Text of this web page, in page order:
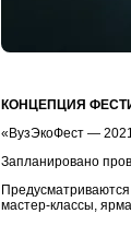
КОНЦЕПЦИЯ
«ВузЭкоФест —
Запланировано
мастер-классы,